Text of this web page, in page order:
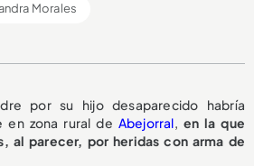
Morales
por su hijo desaparecido habría
en zona rural de Abejorral, en la que
al parecer, por heridas con arma de